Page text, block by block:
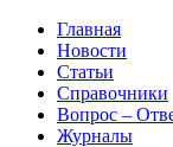
Главная
Новости
Статьи
Справочники
Вопрос –
Журналы